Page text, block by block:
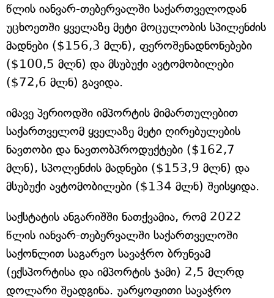
წლის იანვარ-თებერვალში საქართველოდან
უცხოეთში ყველაზე მეტი მოცულობის სპილენძის
მადნები ($156,3 მლნ), ფეროშენადნონებები
($100,5 მლნ) და მსუბუქი ავტომობილები
($72,6 მლნ) გავიდა.
იმავე პერიოდში იმპორტის მიმართულებით
საქართველომ ყველაზე მეტი ღირებულების
ნავთობი და ნავთობპროდუქტები ($162,7
მლნ), სპოლენძის მადნები ($153,9 მლნ) და
მსუბუქი ავტომობილები ($134 მლნ) შეისყიდა.
საქსტატის ანგარიშში ნათქვამია, რომ 2022
წლის იანვარ-თებერვალში საქართველოში
საქონლით საგარეო სავაჭრო ბრუნვამ
(ექსპორტისა და იმპორტის ჯამი) 2,5 მლრდ
დოლარი შეადგინა. უარყოფითი სავაჭრო